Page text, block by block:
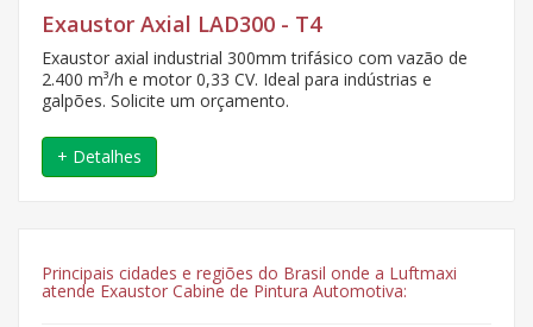
Exaustor Axial LAD300 - T4
Exaustor axial industrial 300mm trifásico com vazão de
2.400 m³/h e motor 0,33 CV. Ideal para indústrias e
galpões. Solicite um orçamento.
+ Detalhes
Principais cidades e regiões do Brasil onde a Luftmaxi
atende Exaustor Cabine de Pintura Automotiva: